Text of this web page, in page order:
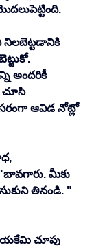
నిలబెట్టడానికి
అందరికీ
చూసి
ఆవిడ నోట్లో
మీకు
తినండి. "
చూపు